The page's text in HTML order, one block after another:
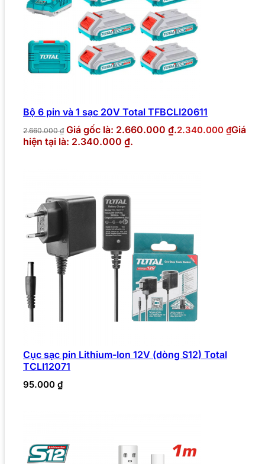
Bộ 6 pin và 1 sạc 20V Total TFBCLI20611
2.660.000₫ Giá gốc là: 2.660.000 ₫.2.340.000 ₫Giá
hiện tại là: 2.340.000 ₫.
Cục sạc pin Lithium-Ion 12V (dòng S12) Total
TCLI12071
95.000 ₫